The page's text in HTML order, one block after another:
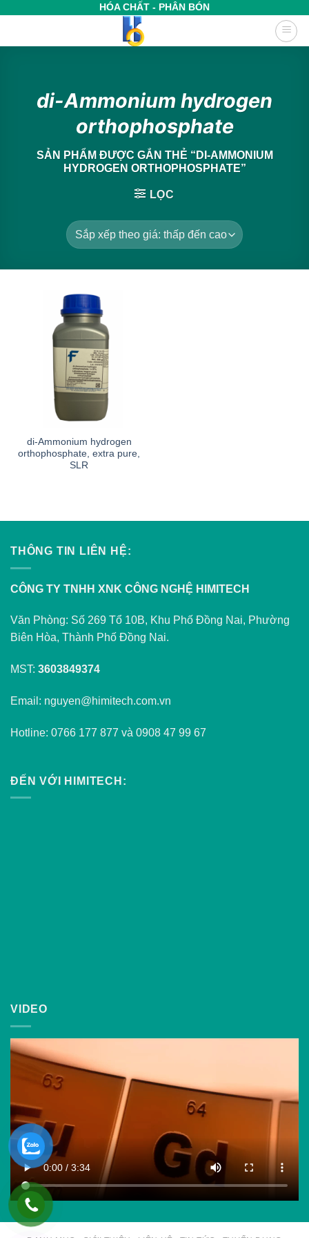
HÓA CHẤT - PHÂN BÓN
di-Ammonium hydrogen
orthophosphate
SẢN PHẨM ĐƯỢC GẮN THẺ “DI-AMMONIUM
HYDROGEN ORTHOPHOSPHATE”
LỌC
di-Ammonium hydrogen
orthophosphate, extra pure,
SLR
THÔNG TIN LIÊN HỆ:
CÔNG TY TNHH XNK CÔNG NGHỆ HIMITECH
Văn Phòng: Số 269 Tổ 10B, Khu Phố Đồng Nai, Phường
Biên Hòa, Thành Phố Đồng Nai.
MST: 3603849374
Email: nguyen@himitech.com.vn
Hotline: 0766 177 877 và 0908 47 99 67
ĐẾN VỚI HIMITECH:
VIDEO